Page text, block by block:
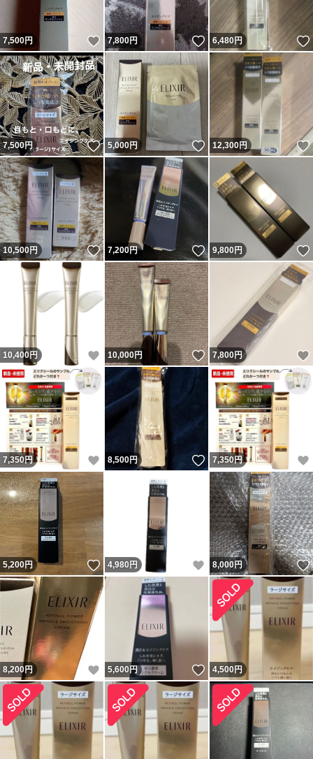
7,500円 いいね！
7,800円 いいね！
6,480円
7,500円 いいね！
5,000円 いいね！
12,300円
10,500円 いいね！
7,200円 いいね！
9,800円
10,400円 いいね！
10,000円 いいね！
7,800円
7,350円 いいね！
8,500円 いいね！
7,350円
5,200円 いいね！
4,980 円 いいね！
8,000円
8,200円 いいね！
5,600円 いいね！
4,500円